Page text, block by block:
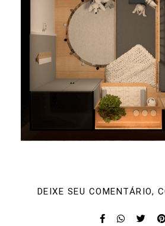
DEIXE SEU COMENTÁRIO,